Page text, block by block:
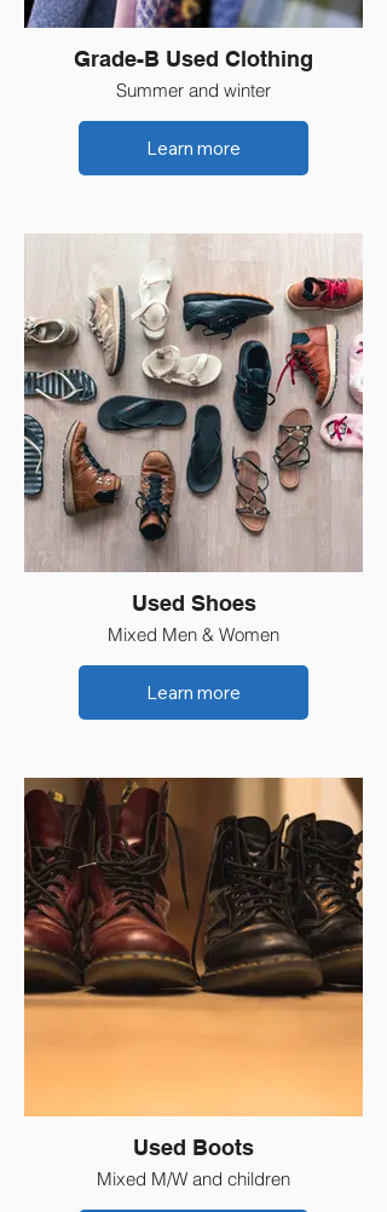
Grade-B Used Clothing
Summer and winter
Learn more
Used Shoes
Mixed Men & Women
Learn more
Used Boots
Mixed M/W and children